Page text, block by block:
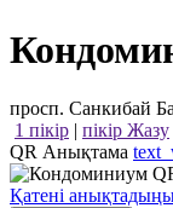
просп. Санкибай
1 пікір | пікір Жазу
QR Анықтама
Қатені